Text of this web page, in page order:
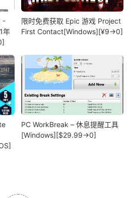
-
年
限时免费获取 Epic 游戏 Project
First Contact[Windows][¥9→0]
PC WorkBreak – 休息提醒工具
[Windows][$29.99→0]